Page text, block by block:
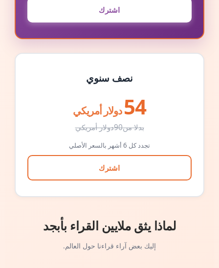
اشترك
نصف سنوي
54 دولار أمريكي
بدلا من90دولار أمريكي
تجدد كل 6 أشهر بالسعر الأصلي
اشترك
لماذا يثق ملايين القراء بأبجد
إليك بعض آراء قراءنا حول العالم.